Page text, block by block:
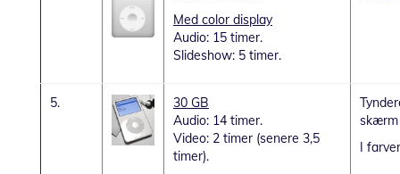
Med color display
Audio: 15 timer.
Slideshow: 5 timer.
5.
30 GB
Audio: 14 timer.
Video: 2 timer (senere 3,5
timer).
skærm
I